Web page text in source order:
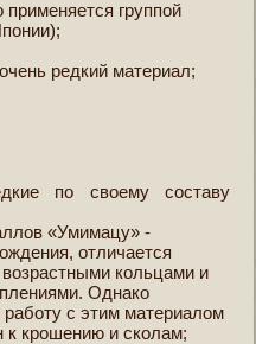
группой
редкий материал;
по своему составу
«Умимацу» -
отличается
кольцами и
Однако
с этим материалом
к крошению и сколам;